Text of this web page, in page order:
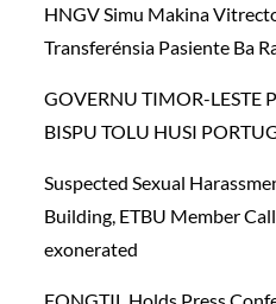
HNGV Simu Makina
Transferénsia Pasiente Ba
GOVERNU TIMOR-LESTE
BISPU TOLU HUSI
Suspected Sexual
Building, ETBU Member
exonerated